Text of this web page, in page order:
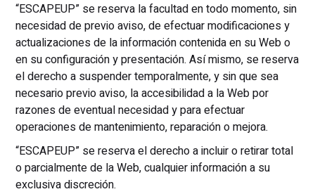
“ESCAPEUP” se reserva la facultad en todo momento, sin
necesidad de previo aviso, de efectuar modificaciones y
actualizaciones de la información contenida en su Web o
en su configuración y presentación. Así mismo, se reserva
el derecho a suspender temporalmente, y sin que sea
necesario previo aviso, la accesibilidad a la Web por
razones de eventual necesidad y para efectuar
operaciones de mantenimiento, reparación o mejora.
“ESCAPEUP” se reserva el derecho a incluir o retirar total
o parcialmente de la Web, cualquier información a su
exclusiva discreción.